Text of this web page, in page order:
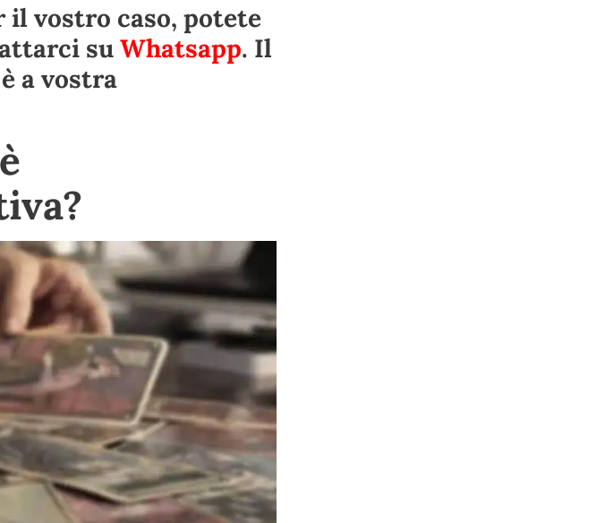
il vostro caso, potete
suWhatsapp. Il
a vostra